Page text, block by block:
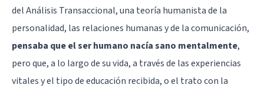
del Análisis Transaccional, una teoría humanista de la
personalidad, las relaciones humanas y de la comunicación,
pensaba que el ser humano nacía sano mentalmente,
pero que, a lo largo de su vida, a través de las experiencias
vitales y el tipo de educación recibida, o el trato con la